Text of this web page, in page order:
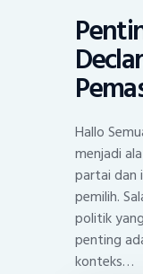
Hallo
menjadi
partai dan
pemilih.
politik
penting
konteks…